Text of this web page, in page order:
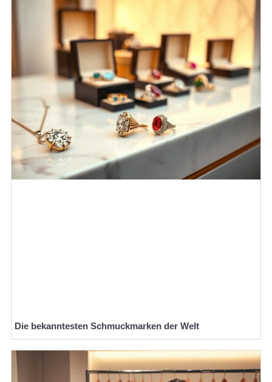
Die bekanntesten Schmuckmarken der Welt